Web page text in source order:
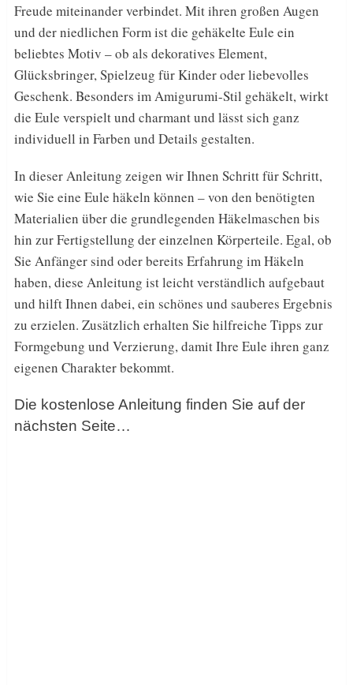
Freude miteinander verbindet. Mit ihren großen Augen
und der niedlichen Form ist die gehäkelte Eule ein
beliebtes Motiv – ob als dekoratives Element,
Glücksbringer, Spielzeug für Kinder oder liebevolles
Geschenk. Besonders im Amigurumi-Stil gehäkelt, wirkt
die Eule verspielt und charmant und lässt sich ganz
individuell in Farben und Details gestalten.
In dieser Anleitung zeigen wir Ihnen Schritt für Schritt,
wie Sie eine Eule häkeln können – von den benötigten
Materialien über die grundlegenden Häkelmaschen bis
hin zur Fertigstellung der einzelnen Körperteile. Egal, ob
Sie Anfänger sind oder bereits Erfahrung im Häkeln
haben, diese Anleitung ist leicht verständlich aufgebaut
und hilft Ihnen dabei, ein schönes und sauberes Ergebnis
zu erzielen. Zusätzlich erhalten Sie hilfreiche Tipps zur
Formgebung und Verzierung, damit Ihre Eule ihren ganz
eigenen Charakter bekommt.
Die kostenlose Anleitung finden Sie auf der
nächsten Seite…